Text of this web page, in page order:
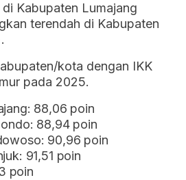
Kabupaten Lumajang
terendah di Kabupaten
kota dengan IKK
pada 2025.
88,06 poin
88,94 poin
90,96 poin
91,51 poin
poin